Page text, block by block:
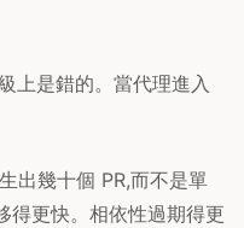
上是錯的。當代理進入
出幾十個 PR,而不是單
得更快。相依性過期得更